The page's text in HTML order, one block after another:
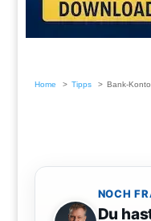
Home Tipps Bank-
NOCH
Du